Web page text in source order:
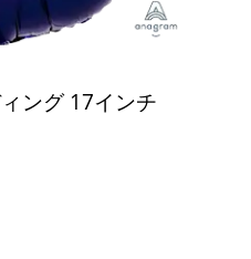
ング 17インチ